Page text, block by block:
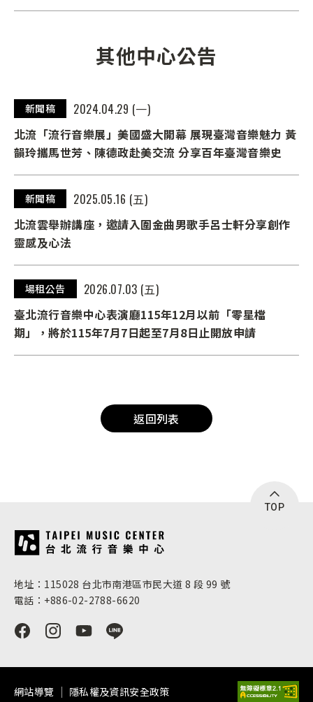
其他中心公告
新聞稿
2024.04.29 (一)
北流「流行音樂展」美國盛大開幕 展現臺灣音樂魅力 黃
韻玲攜馬世芳、陳德政赴美交流 分享百年臺灣音樂史
新聞稿
2025.05.16 (五)
北流雲舉辦講座，邀請入圍金曲男歌手呂士軒分享創作
靈感及心法
場租公告
2026.07.03 (五)
臺北流行音樂中心表演廳115年12月以前「零星檔
期」，將於115年7月7日起至7月8日止開放申請
返回列表
TOP
:::
地址：115028 台北市南港區市民大道 8 段 99 號
電話：+886-02-2788-6620
網站導覽 隱私權及資訊安全政策